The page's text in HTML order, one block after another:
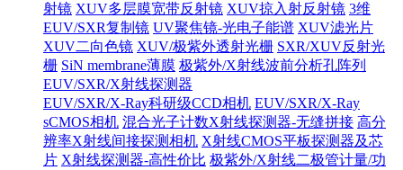
射镜 XUV多层膜宽带反射镜 XUV掠入射反射镜 3维
EUV/SXR复制镜 UV聚焦镜-光电子能谱 XUV滤光片
XUV二向色镜 XUV/极紫外透射光栅 SXR/XUV反射光
栅 SiN membrane薄膜 极紫外/X射线波前分析孔阵列
EUV/SXR/X射线探测器
EUV/SXR/X-Ray科研级CCD相机 EUV/SXR/X-Ray
sCMOS相机 混合光子计数X射线探测器-无缝拼接 高分
辨率X射线间接探测相机 X射线CMOS平板探测器及芯
片 X射线探测器-高性价比 极紫外/X射线二极管计量/功